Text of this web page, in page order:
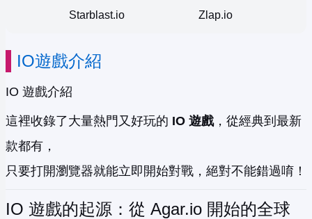
Starblast.io Zlap.io
IO遊戲介紹
IO 遊戲介紹
這裡收錄了大量熱門又好玩的 IO 遊戲，從經典到最新
款都有，
只要打開瀏覽器就能立即開始對戰，絕對不能錯過唷！
IO 遊戲的起源：從 Agar.io 開始的全球